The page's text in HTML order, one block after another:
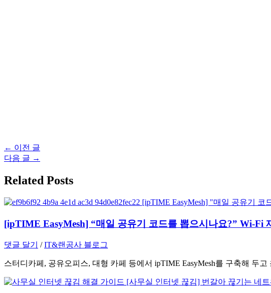
글
탐
← 이전 글
다음 글 →
Related Posts
[ipTIME EasyMesh] “매일 공유기 코드를 뽑으시나요?” Wi-Fi
댓글 달기 /IT&랜공사 블로그
스터디카페, 공유오피스, 대형 카페 등에서 ipTIME EasyMesh를 구축해 두